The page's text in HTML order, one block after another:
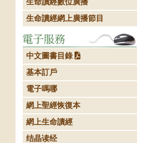
生命讀經數位廣播
生命讀經網上廣播節目
中文圖書目錄
基本訂戶
電子嗎哪
網上聖經恢復本
網上生命讀經
结晶读经